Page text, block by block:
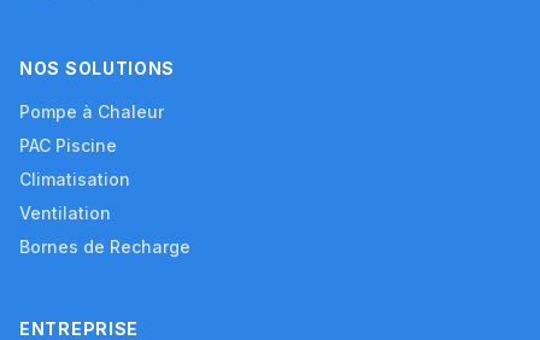
NOS SOLUTIONS
Pompe à Chaleur
PAC Piscine
Climatisation
Ventilation
Bornes de Recharge
ENTREPRISE